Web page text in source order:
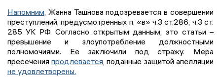
Напомним, Жанна Ташнова подозревается в совершении
преступлений, предусмотренных п. «в» ч.3 ст.286, ч.3 ст.
285 УК РФ. Согласно открытым данным, это статьи –
превышение и злоупотребление должностными
полномочиями. Ее заключили под стражу. Мера
пресечения продлевается, поданные защитой апелляции
не удовлетворены.